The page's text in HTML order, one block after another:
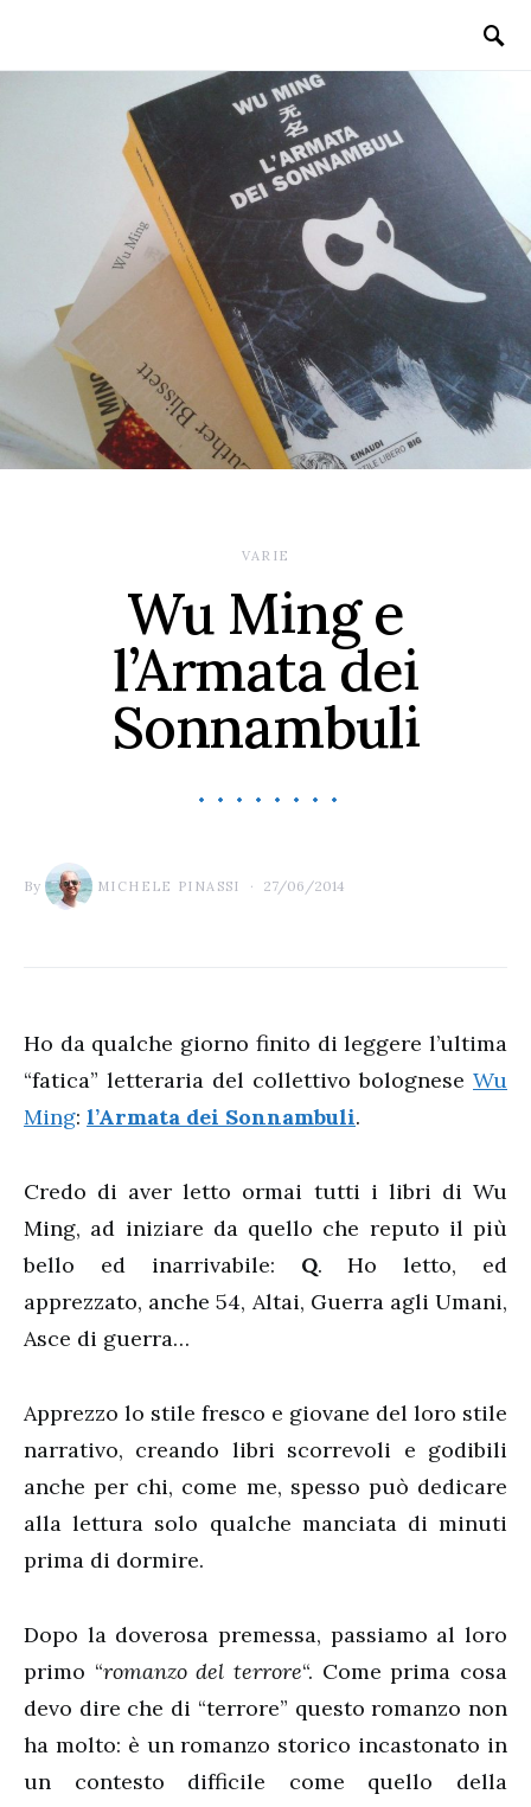
VARIE
Wu Ming e
l’Armata dei
Sonnambuli
By MICHELE PINASSI 27/06/2014
Ho da qualche giorno finito di leggere l’ultima
“fatica” letteraria del collettivo bolognese Wu
Ming: l’Armata dei Sonnambuli.
Credo di aver letto ormai tutti i libri di Wu
Ming, ad iniziare da quello che reputo il più
bello ed inarrivabile: Q. Ho letto, ed
apprezzato, anche 54, Altai, Guerra agli Umani,
Asce di guerra…
Apprezzo lo stile fresco e giovane del loro stile
narrativo, creando libri scorrevoli e godibili
anche per chi, come me, spesso può dedicare
alla lettura solo qualche manciata di minuti
prima di dormire.
Dopo la doverosa premessa, passiamo al loro
primo “romanzo del terrore“. Come prima cosa
devo dire che di “terrore” questo romanzo non
ha molto: è un romanzo storico incastonato in
un contesto difficile come quello della